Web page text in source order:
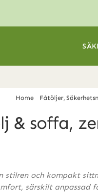
Home Fåtöljer
& soffa,
stilren och kompakt
särskilt anpassad